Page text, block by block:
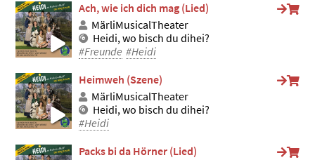
Ach, wie ich dich mag (Lied)
MärliMusicalTheater
Heidi, wo bisch du dihei?
#Freunde #Heidi
Heimweh (Szene)
MärliMusicalTheater
Heidi, wo bisch du dihei?
#Heidi
Packs bi da Hörner (Lied)